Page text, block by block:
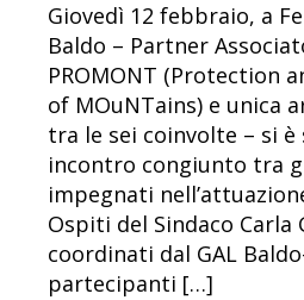
Giovedì 12 febbraio, a
Baldo – Partner
PROMONT (Protection
of MOuNTains) e unica
tra le sei coinvolte – si
incontro congiunto tra
impegnati
Ospiti del Sindaco Carla
coordinati dal GAL
partecipanti […]